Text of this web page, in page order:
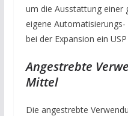
um die Ausstattung einer
eigene
bei der Expansion ein
Angestrebte
Mittel
Die angestrebte